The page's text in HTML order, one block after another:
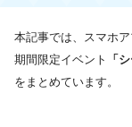
本記事では、スマホ
期間限定イベント
「
をまとめています。